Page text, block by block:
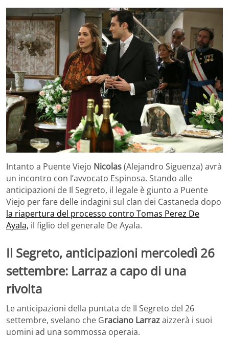
Intanto a Puente Viejo Nicolas(Alejandro Siguenza) avrà
un incontro con l’avvocato Espinosa. Stando alle
anticipazioni de Il Segreto, il legale è giunto a Puente
Viejo per fare delle indagini sul clan dei Castaneda dopo
la riapertura del processo contro Tomas Perez De
Ayala, il figlio del generale De Ayala.
Il Segreto, anticipazioni mercoledì 26
settembre: Larraz a capo di una
rivolta
Le anticipazioni della puntata de Il Segreto del 26
settembre, svelano che Graciano Larrazaizzerà i suoi
uomini ad una sommossa operaia.